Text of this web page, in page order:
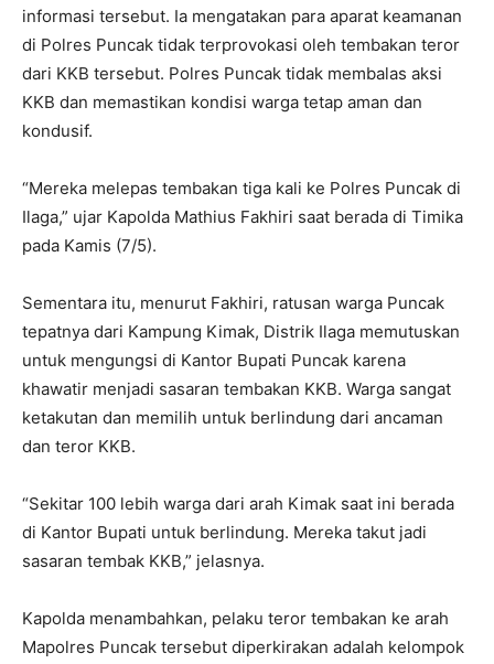
informasi tersebut. Ia mengatakan para aparat keamanan
di Polres Puncak tidak terprovokasi oleh tembakan teror
dari KKB tersebut. Polres Puncak tidak membalas aksi
KKB dan memastikan kondisi warga tetap aman dan
kondusif.
“Mereka melepas tembakan tiga kali ke Polres Puncak di
Ilaga,” ujar Kapolda Mathius Fakhiri saat berada di Timika
pada Kamis (7/5).
Sementara itu, menurut Fakhiri, ratusan warga Puncak
tepatnya dari Kampung Kimak, Distrik Ilaga memutuskan
untuk mengungsi di Kantor Bupati Puncak karena
khawatir menjadi sasaran tembakan KKB. Warga sangat
ketakutan dan memilih untuk berlindung dari ancaman
dan teror KKB.
“Sekitar 100 lebih warga dari arah Kimak saat ini berada
di Kantor Bupati untuk berlindung. Mereka takut jadi
sasaran tembak KKB,” jelasnya.
Kapolda menambahkan, pelaku teror tembakan ke arah
Mapolres Puncak tersebut diperkirakan adalah kelompok